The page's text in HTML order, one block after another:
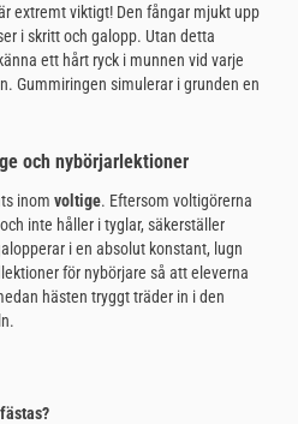
extremt viktigt! Den fångar mjukt upp
i skritt och galopp. Utan detta
ett hårt ryck i munnen vid varje
Gummiringen simulerar i grunden en
och nybörjarlektioner
inom voltige. Eftersom voltigörerna
inte håller i tyglar, säkerställer
i en absolut konstant, lugn
för nybörjare så att eleverna
hästen tryggt träder in i den